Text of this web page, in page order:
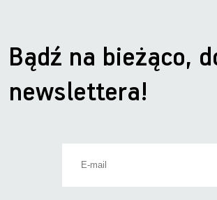
Bądź na bieżąco,
newslettera!